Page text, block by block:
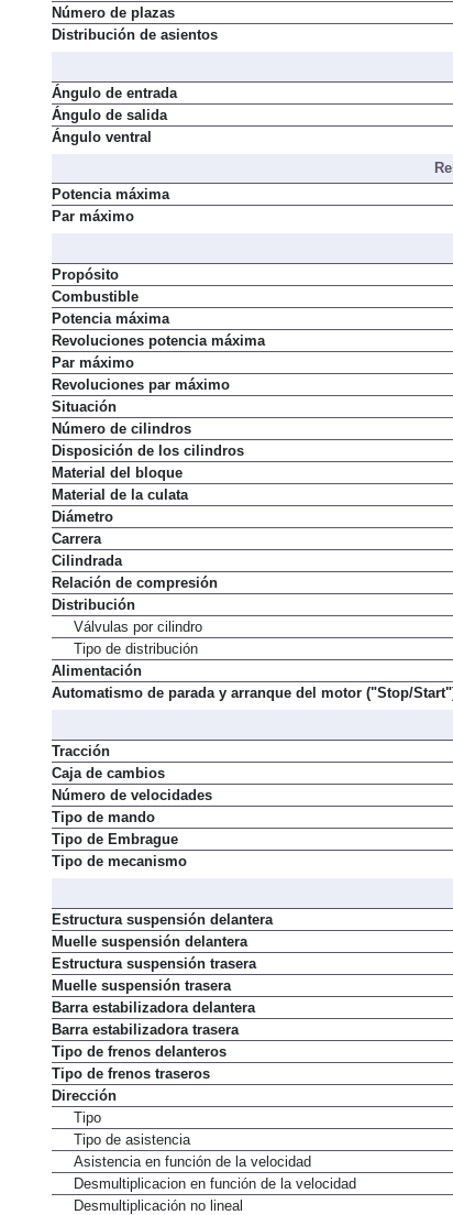
Número de plazas
Distribución de asientos
Ángulo de entrada
Ángulo de salida
Ángulo ventral
Potencia máxima
Par máximo
Propósito
Combustible
Potencia máxima
Revoluciones potencia máxima
Par máximo
Revoluciones par máximo
Situación
Número de cilindros
Disposición de los cilindros
Material del bloque
Material de la culata
Diámetro
Carrera
Cilindrada
Relación de compresión
Distribución
Válvulas por cilindro
Tipo de distribución
Alimentación
Automatismo de parada y arranque del motor ("Stop/
Tracción
Caja de cambios
Número de velocidades
Tipo de mando
Tipo de Embrague
Tipo de mecanismo
Estructura suspensión delantera
Muelle suspensión delantera
Estructura suspensión trasera
Muelle suspensión trasera
Barra estabilizadora delantera
Barra estabilizadora trasera
Tipo de frenos delanteros
Tipo de frenos traseros
Dirección
Tipo
Tipo de asistencia
Asistencia en función de la velocidad
Desmultiplicacion en función de la velocidad
Desmultiplicación no lineal